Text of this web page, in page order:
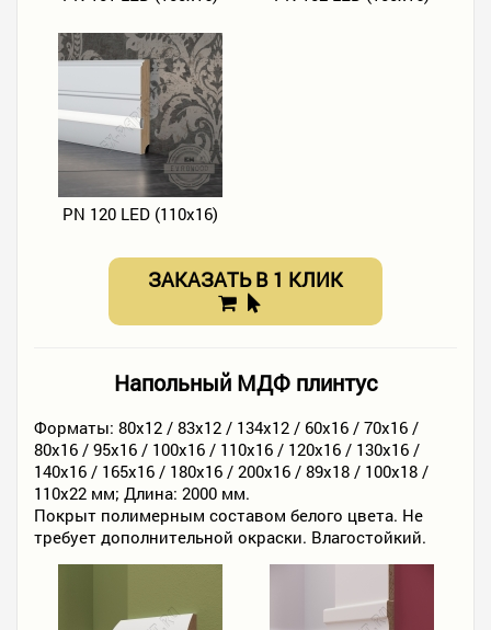
PN 120 LED (110х16)
ЗАКАЗАТЬ В 1 КЛИК
Напольный МДФ плинтус
Форматы: 80х12 / 83х12 / 134х12 / 60х16 / 70х16 /
80х16 / 95х16 / 100х16 / 110х16 / 120х16 / 130х16 /
140х16 / 165х16 / 180х16 / 200х16 / 89х18 / 100х18 /
110х22 мм; Длина: 2000 мм.
Покрыт полимерным составом белого цвета. Не
требует дополнительной окраски. Влагостойкий.